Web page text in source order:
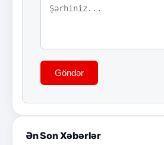
Göndər
Ən Son Xəbərlər